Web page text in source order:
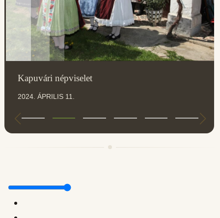
Kapuvári népviselet
2024. ÁPRILIS 11.